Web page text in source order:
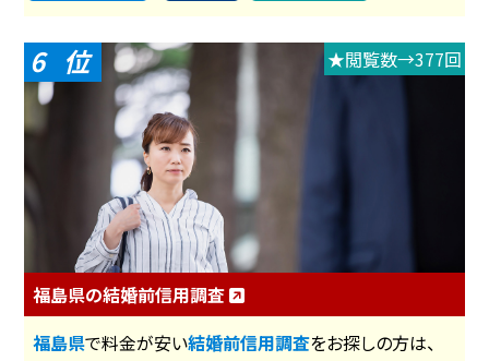
6 ★閲覧数→377回
福島県の結婚前信用調査
福島県で料金が安い結婚前信用調査をお探しの方は、